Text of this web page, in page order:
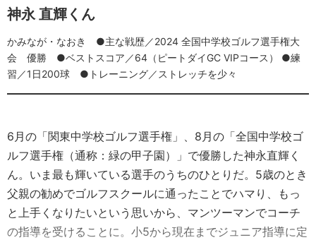
神永 直輝くん
かみなが・なおき ●主な戦歴／2024 全国中学校ゴルフ選手権大
会 優勝 ●ベストスコア／64（ピートダイGC VIPコース） ●練
習／1日200球 ●トレーニング／ストレッチを少々
6月の「関東中学校ゴルフ選手権」、8月の「全国中学校ゴ
ルフ選手権（通称：緑の甲子園）」で優勝した神永直輝く
ん。いま最も輝いている選手のうちのひとりだ。5歳のとき
父親の勧めでゴルフスクールに通ったことでハマり、もっ
と上手くなりたいという思いから、マンツーマンでコーチ
の指導を受けることに。小5から現在までジュニア指導に定